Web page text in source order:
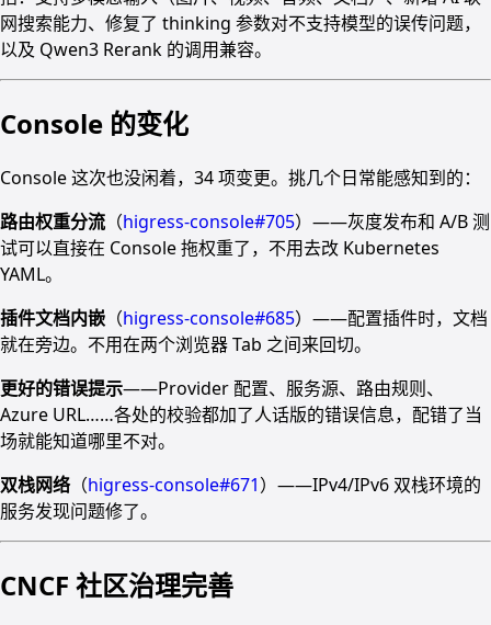
网搜索能力、修复了 thinking 参数对不支持模型的误传问题，
以及 Qwen3 Rerank 的调用兼容。
Console 的变化
Console 这次也没闲着，34 项变更。挑几个日常能感知到的：
路由权重分流 （higress-console#705）——灰度发布和 A/B 测
试可以直接在 Console 拖权重了，不用去改 Kubernetes
YAML。
插件文档内嵌 （higress-console#685）——配置插件时，文档
就在旁边。不用在两个浏览器 Tab 之间来回切。
更好的错误提示——Provider 配置、服务源、路由规则、
Azure URL……各处的校验都加了人话版的错误信息，配错了当
场就能知道哪里不对。
双栈网络 （higress-console#671）——IPv4/IPv6 双栈环境的
服务发现问题修了。
CNCF 社区治理完善